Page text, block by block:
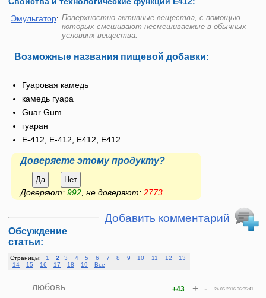
Эмульгатор: Поверхностно-активные вещества, с помощью
которых смешивают несмешиваемые в обычных
условиях вещества.
Возможные названия пищевой добавки:
Гуаровая камедь
камедь гуара
Guar Gum
гуаран
E-412, Е-412, Е412, E412
Доверяете этому продукту?
Да Нет
Доверяют: 992, не доверяют: 2773
Добавить комментарий
Обсуждение
статьи:
Страницы: 1 2 3 4 5 6 7 8 9 10 11 12
13
14
15 16 17 18 19 Все
любовь 24.05.2016 06:05:41
+43 + -